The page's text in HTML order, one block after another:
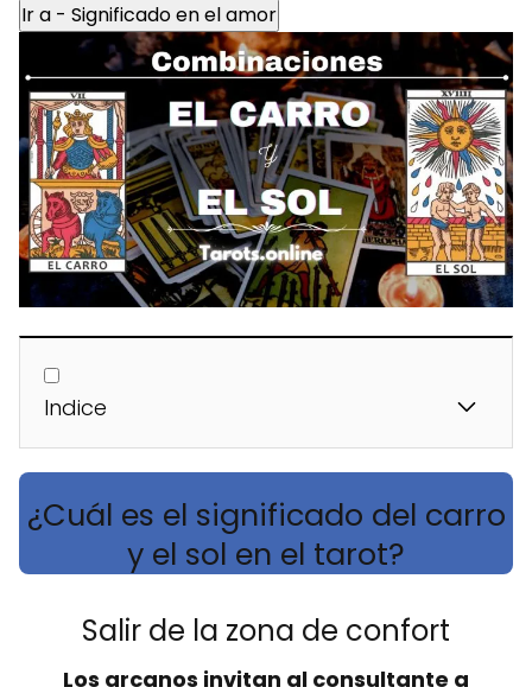
Ir a - Significado en el amor
Indice
¿Cuál es el significado del carro
y el sol en el tarot?
Salir de la zona de confort
Los arcanos invitan al consultante a